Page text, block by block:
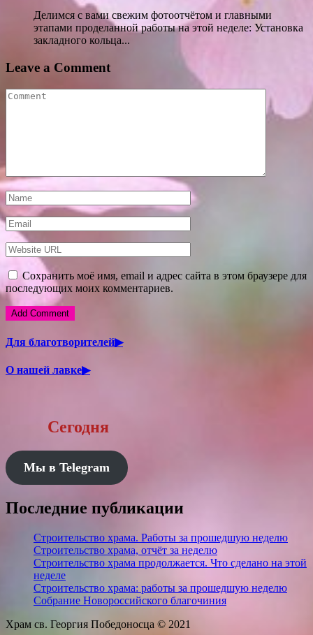
Делимся с вами свежим фотоотчётом и главными
этапами проделанной работы на этой неделе: Установка
закладного кольца...
Leave a Comment
Сохранить моё имя, email и адрес сайта в этом браузере для
последующих моих комментариев.
Для благотворителей▶
О нашей лавке▶
Сегодня
Мы в Telegram
Последние публикации
Строительство храма. Работы за прошедшую неделю
Строительство храма, отчёт за неделю
Строительство храма продолжается. Что сделано на этой
неделе
Строительство храма: работы за прошедшую неделю
Собрание Новороссийского благочиния
Храм св. Георгия Победоносца © 2021